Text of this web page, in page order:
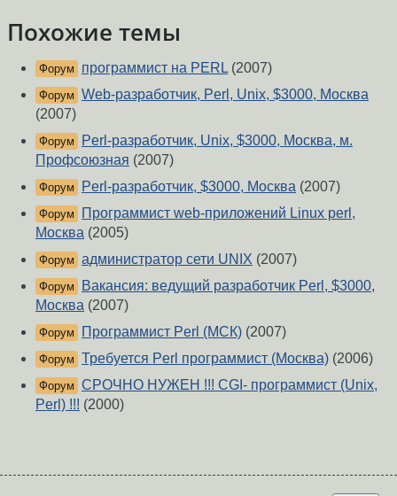
Похожие темы
Форум программист на PERL (2007)
Форум Web-разработчик, Perl, Unix, $3000, Москва
(2007)
Форум
Perl-разработчик, Unix, $3000, Москва, м.
Профсоюзная (2007)
Форум Perl-разработчик, $3000, Москва (2007)
Форум
Программист web-приложений Linux perl,
Москва (2005)
Форум администратор cети UNIX (2007)
Форум
Вакансия: ведущий разработчик Perl, $3000,
Москва (2007)
Форум Программист Perl (МСК) (2007)
Форум Требуется Perl программист (Москва) (2006)
Форум СРОЧНО НУЖЕН !!! CGI- программист (Unix,
Perl) !!! (2000)